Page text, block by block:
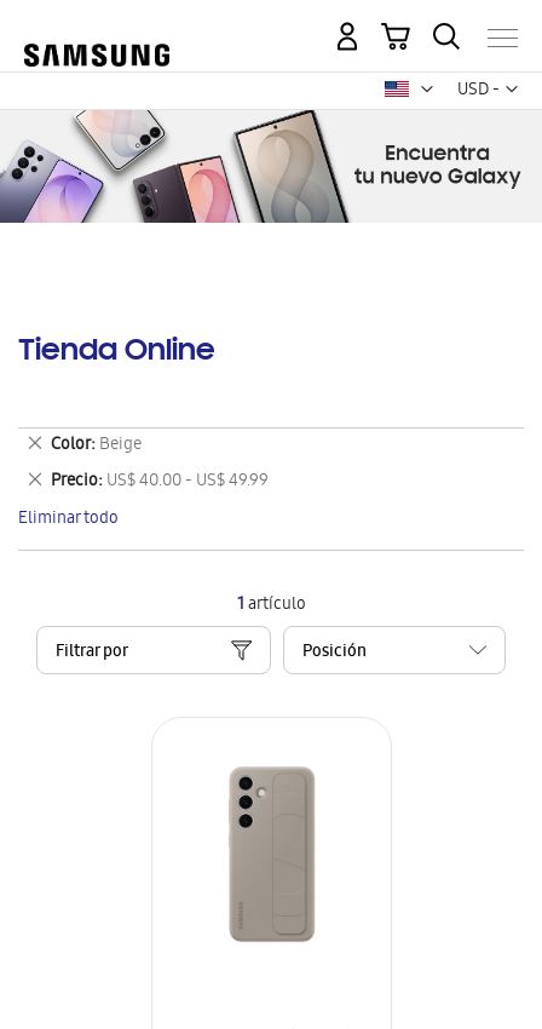
USD -
dólar
Mi carrito
Tienda Online
1artículo
Filtrar por
Color Beige
Eliminar
este
artículo
Precio US$ 40.00 - US$ 49.99
Eliminar
este
artículo
Eliminar todo